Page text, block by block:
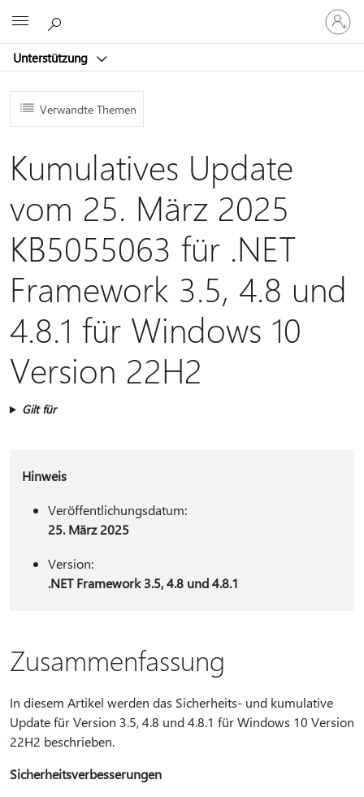
Unterstützung
Bei
Ihrem
Konto
Verwandte Themen
Kumulatives Update
vom 25. März 2025
KB5055063 für .NET
Framework 3.5, 4.8 und
4.8.1 für Windows 10
Version 22H2
Gilt für
Hinweis
Veröffentlichungsdatum:
25. März 2025
Version:
.NET Framework 3.5, 4.8 und 4.8.1
Zusammenfassung
In diesem Artikel werden das Sicherheits- und kumulative
Update für Version 3.5, 4.8 und 4.8.1 für Windows 10 Version
22H2 beschrieben.
Sicherheitsverbesserungen